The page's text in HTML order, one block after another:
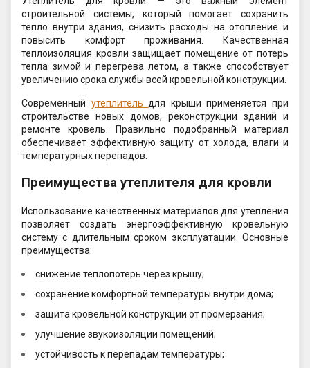
строительной системы, который помогает сохранить
тепло внутри здания, снизить расходы на отопление и
повысить комфорт проживания. Качественная
теплоизоляция кровли защищает помещение от потерь
тепла зимой и перегрева летом, а также способствует
увеличению срока службы всей кровельной конструкции.
Современный утеплитель для крыши применяется при
строительстве новых домов, реконструкции зданий и
ремонте кровель. Правильно подобранный материал
обеспечивает эффективную защиту от холода, влаги и
температурных перепадов.
Преимущества утеплителя для кровли
Использование качественных материалов для утепления
позволяет создать энергоэффективную кровельную
систему с длительным сроком эксплуатации. Основные
преимущества:
снижение теплопотерь через крышу;
сохранение комфортной температуры внутри дома;
защита кровельной конструкции от промерзания;
улучшение звукоизоляции помещений;
устойчивость к перепадам температуры;